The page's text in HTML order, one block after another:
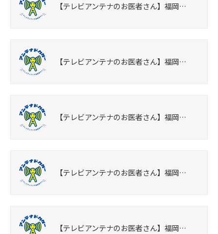
【テレビアンテナのお医者さん】福岡…
【テレビアンテナのお医者さん】福岡…
【テレビアンテナのお医者さん】福岡…
【テレビアンテナのお医者さん】福岡…
【テレビアンテナのお医者さん】福岡…